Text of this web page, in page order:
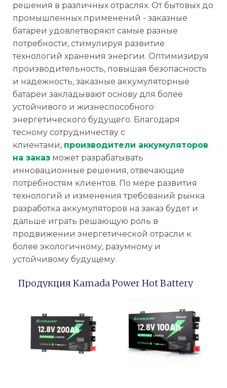
решения в различных отраслях. От бытовых до
промышленных применений - заказные
батареи удовлетворяют самые разные
потребности, стимулируя развитие
технологий хранения энергии. Оптимизируя
производительность, повышая безопасность
и надежность, заказные аккумуляторные
батареи закладывают основу для более
устойчивого и жизнеспособного
энергетического будущего. Благодаря
тесному сотрудничеству с
клиентами, производители аккумуляторов
на заказ может разрабатывать
инновационные решения, отвечающие
потребностям клиентов. По мере развития
технологий и изменения требований рынка
разработка аккумуляторов на заказ будет и
дальше играть решающую роль в
продвижении энергетической отрасли к
более экологичному, разумному и
устойчивому будущему.
Продукция Kamada Power Hot Battery